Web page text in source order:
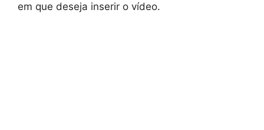
em que deseja inserir o vídeo.